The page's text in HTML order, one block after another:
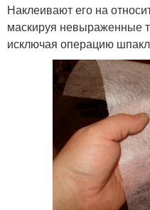
Наклеивают его на
маскируя невыраженные
исключая операцию